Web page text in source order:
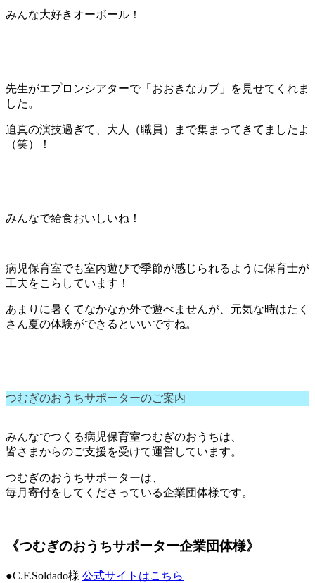
みんな大好きオーボール！
先生がエプロンシアターで「おおきなカブ」を見せてくれま
した。
迫真の演技過ぎて、大人（職員）まで集まってきてましたよ
（笑）！
みんなで給食おいしいね！
病児保育室でも室内遊びで季節が感じられるように保育士が
工夫をこらしています！
あまりに暑くてなかなか外で遊べませんが、元気な時はたく
さん夏の体験ができるといいですね。
つむぎのおうちサポーターのご案内
みんなでつくる病児保育室つむぎのおうちは、
皆さまからのご支援を受けて運営しています。
つむぎのおうちサポーターは、
毎月寄付をしてくださっている企業団体様です。
《つむぎのおうちサポーター企業団体様》
●C.F.Soldado様 公式サイトはこちら